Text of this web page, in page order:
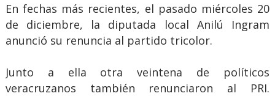
En fechas más recientes, el pasado miércoles 20
de diciembre, la diputada local Anilú Ingram
anunció su renuncia al partido tricolor.
Junto a ella otra veintena de políticos
veracruzanos también renunciaron al PRI.